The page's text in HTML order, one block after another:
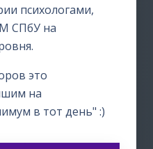
психологами,
СПбУ на
это
на
в тот день" :)